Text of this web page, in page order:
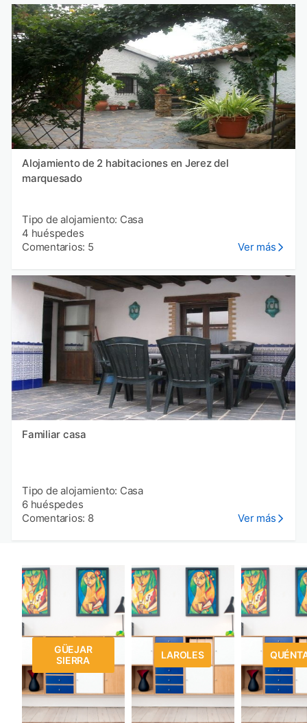
Alojamiento de 2 habitaciones en Jerez del
marquesado
Tipo de alojamiento: Casa
4 huéspedes
Comentarios: 5
Ver más
Familiar casa
Tipo de alojamiento: Casa
6 huéspedes
Comentarios: 8
Ver más
GÜEJAR
SIERRA
LAROLES